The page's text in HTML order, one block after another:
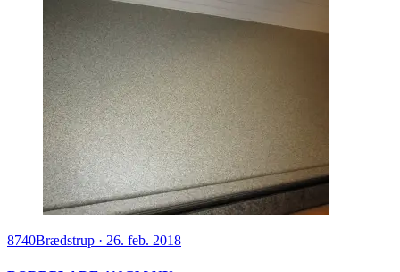
8740Brædstrup · 26. feb. 2018